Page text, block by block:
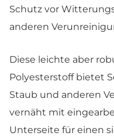
Schutz vor
anderen
Diese leichte aber
Polyesterstoff bietet
Staub und anderen
vernäht mit
Unterseite für einen